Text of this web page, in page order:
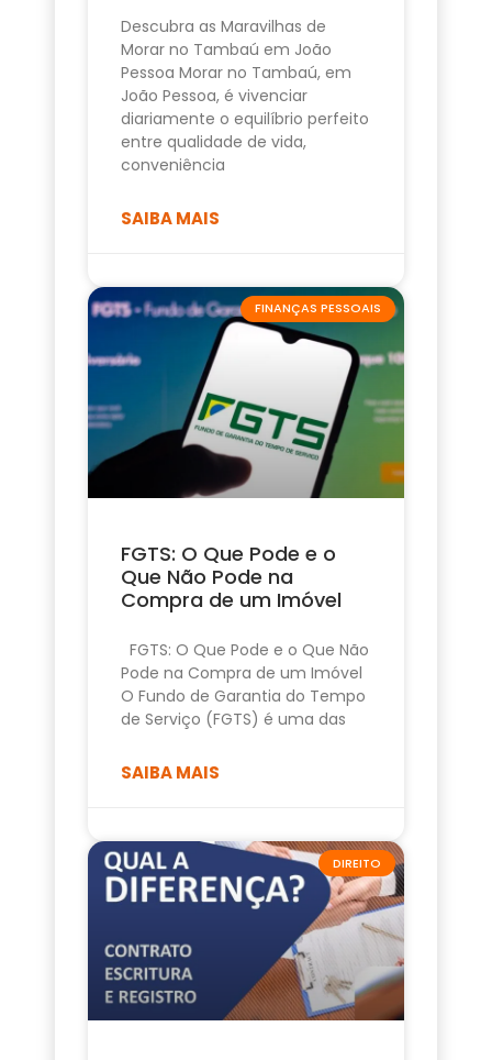
Descubra as Maravilhas de
Morar no Tambaú em João
Pessoa Morar no Tambaú, em
João Pessoa, é vivenciar
diariamente o equilíbrio perfeito
entre qualidade de vida,
conveniência
SAIBA MAIS
FINANÇAS PESSOAIS
FGTS: O Que Pode e o
Que Não Pode na
Compra de um Imóvel
FGTS: O Que Pode e o Que Não
Pode na Compra de um Imóvel
O Fundo de Garantia do Tempo
de Serviço (FGTS) é uma das
SAIBA MAIS
DIREITO